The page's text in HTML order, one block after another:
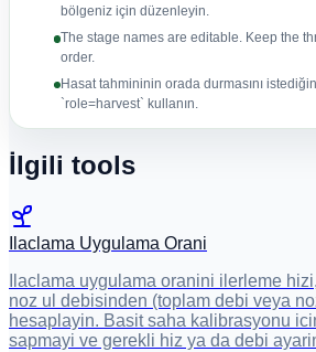
bölgeniz için düzenleyin.
The stage names are editable. Keep the
order.
Hasat tahmininin orada durmasını
`role=harvest` kullanın.
İlgili tools
Ilaclama Uygulama Orani
Ilaclama uygulama oranini ilerleme
noz ul debisinden (toplam debi veya
hesaplayin. Basit saha kalibrasyonu
sapmayi ve gerekli hiz ya da debi